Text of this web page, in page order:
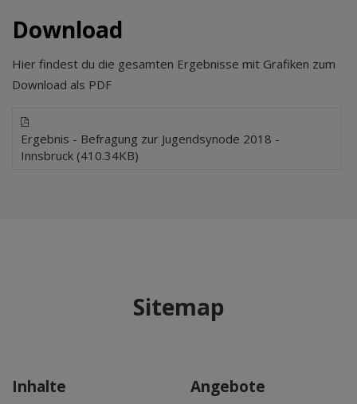
Download
Hier findest du die gesamten Ergebnisse mit Grafiken zum
Download als PDF
Ergebnis - Befragung zur Jugendsynode 2018 -
Innsbruck (410.34KB)
Sitemap
Inhalte Angebote